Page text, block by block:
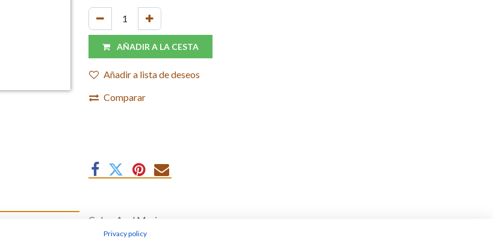
AÑADIR A LA CESTA
Añadir a lista de deseos
Comparar
Color
Azul Marino
Marca:Velilla
Privacy policy